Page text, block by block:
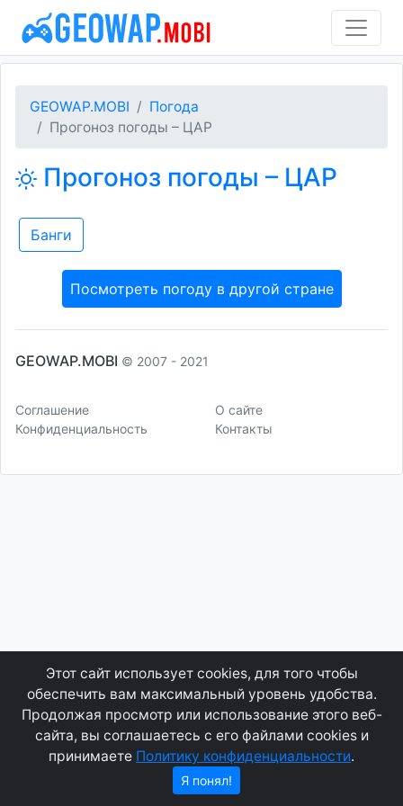
GEOWAP.MOBI
Погода
Прогоноз погоды – ЦАР
Прогоноз погоды – ЦАР
Банги
Посмотреть погоду в другой стране
GEOWAP.MOBI © 2007 - 2021
Соглашение
Конфиденциальность
О сайте
Контакты
Этот сайт использует cookies, для того чтобы
обеспечить вам максимальный уровень удобства.
Продолжая просмотр или использование этого веб-
сайта, вы соглашаетесь с его файлами cookies и
принимаете Политику конфиденциальности.
Я понял!